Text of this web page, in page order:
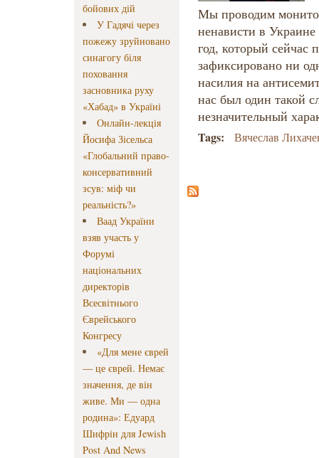
бойових дій
У Гадячі через
пожежу зруйновано
синагогу біля
поховання
засновника руху
«Хабад» в Україні
Онлайн-лекція
Йосифа Зісельса
«Глобальний право-
консервативний
зсув: міф чи
реальність?»
Ваад України
взяв участь у
Форумі
національних
директорів
Всесвітнього
Єврейського
Конгресу
«Для мене єврей
— це єврей. Немає
значення, де він
живе. Ми — одна
родина»: Едуард
Шифрін для Jewish
Post And News
Мы проводим
ненависти в
год, который сейчас
зафиксировано ни
насилия на
нас был один такой
незначительный
Tags: Вячеслав